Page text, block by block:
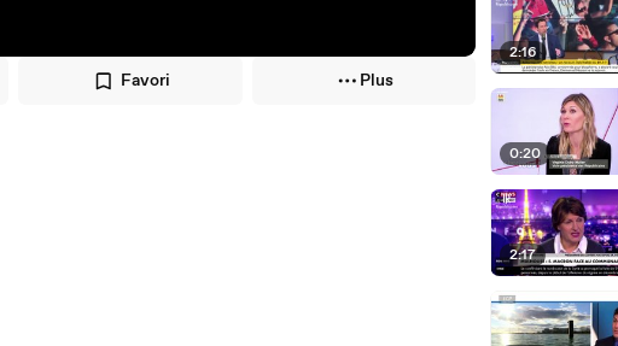
Favori Plus
2:16
0:20
2:17